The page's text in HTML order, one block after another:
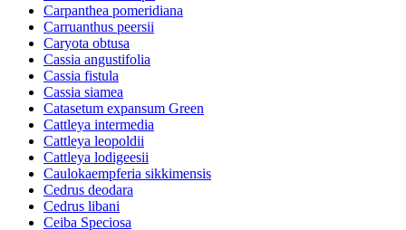
Carpanthea pomeridiana
Carruanthus peersii
Caryota obtusa
Cassia angustifolia
Cassia fistula
Cassia siamea
Catasetum expansum Green
Cattleya intermedia
Cattleya leopoldii
Cattleya lodigeesii
Caulokaempferia sikkimensis
Cedrus deodara
Cedrus libani
Ceiba Speciosa